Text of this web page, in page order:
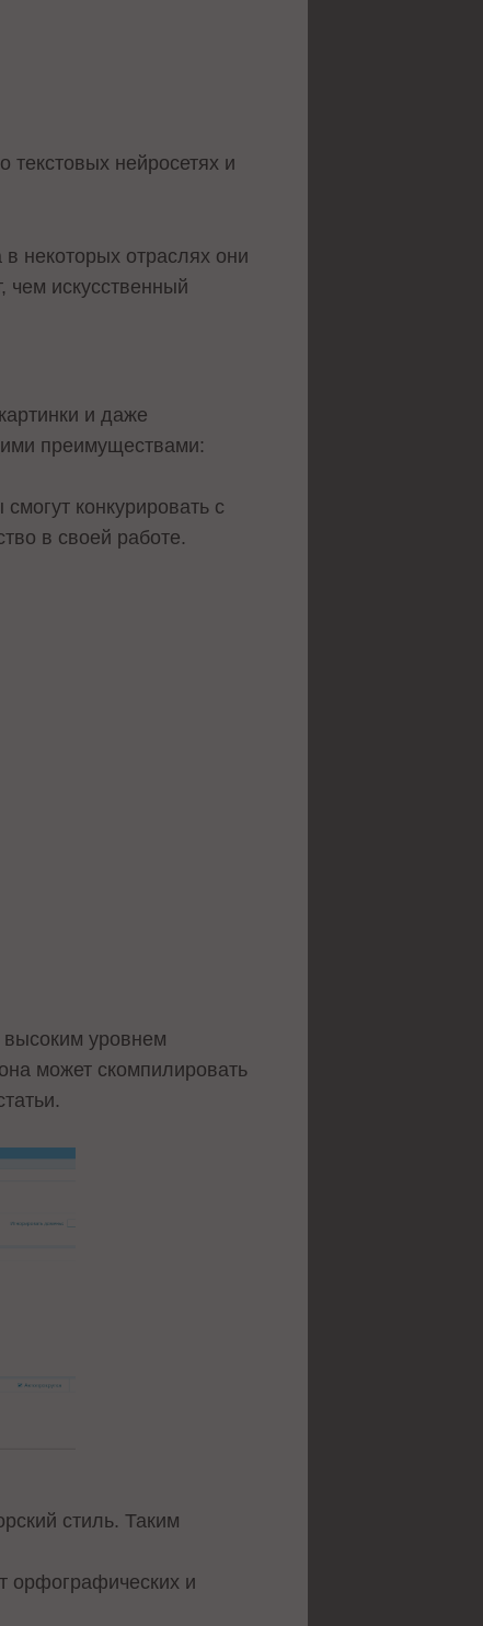
нейросетях и
некоторых отраслях они
чем искусственный
и даже
преимуществами:
конкурировать с
в своей работе.
высоким уровнем
может скомпилировать
стиль. Таким
орфографических и